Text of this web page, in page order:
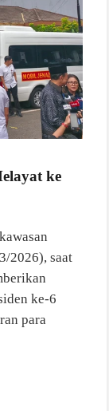
ke
2026), saat
ke-6
para